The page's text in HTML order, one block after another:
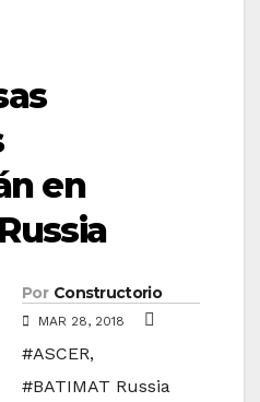
en
Por Constructorio
MAR 28, 2018
#ASCER,
#BATIMAT Russia